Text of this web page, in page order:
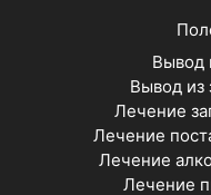
Вывод
Вывод из
Лечение
Лечение
Лечение
Лечение